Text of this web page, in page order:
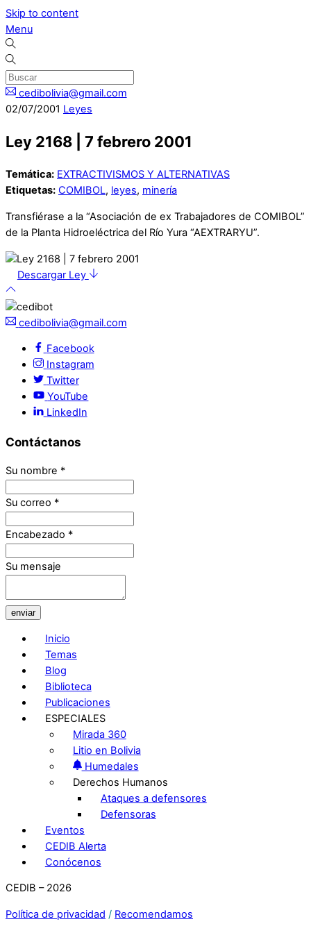
Skip to content
Menu
cedibolivia@gmail.com
02/07/2001 Leyes
Ley 2168 | 7 febrero 2001
Temática: EXTRACTIVISMOS Y ALTERNATIVAS
Etiquetas: COMIBOL, leyes, minería
Transfiérase a la “Asociación de ex Trabajadores de COMIBOL”
de la Planta Hidroeléctrica del Río Yura “AEXTRARYU”.
Descargar Ley
cedibolivia@gmail.com
Facebook
Instagram
Twitter
YouTube
LinkedIn
Contáctanos
Su nombre *
Su correo *
Encabezado *
Su mensaje
enviar
Inicio
Temas
Blog
Biblioteca
Publicaciones
ESPECIALES
Mirada 360
Litio en Bolivia
Humedales
Derechos Humanos
Ataques a defensores
Defensoras
Eventos
CEDIB Alerta
Conócenos
CEDIB – 2026
Política de privacidad / Recomendamos